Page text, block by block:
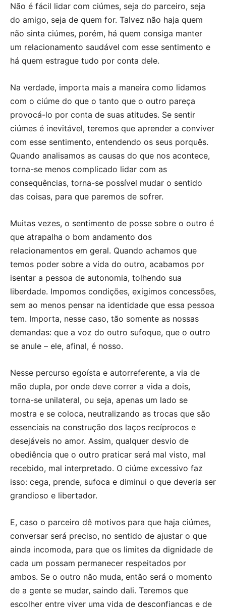
Não é fácil lidar com ciúmes, seja do parceiro, seja
do amigo, seja de quem for. Talvez não haja quem
não sinta ciúmes, porém, há quem consiga manter
um relacionamento saudável com esse sentimento e
há quem estrague tudo por conta dele.
Na verdade, importa mais a maneira como lidamos
com o ciúme do que o tanto que o outro pareça
provocá-lo por conta de suas atitudes. Se sentir
ciúmes é inevitável, teremos que aprender a conviver
com esse sentimento, entendendo os seus porquês.
Quando analisamos as causas do que nos acontece,
torna-se menos complicado lidar com as
consequências, torna-se possível mudar o sentido
das coisas, para que paremos de sofrer.
Muitas vezes, o sentimento de posse sobre o outro é
que atrapalha o bom andamento dos
relacionamentos em geral. Quando achamos que
temos poder sobre a vida do outro, acabamos por
isentar a pessoa de autonomia, tolhendo sua
liberdade. Impomos condições, exigimos concessões,
sem ao menos pensar na identidade que essa pessoa
tem. Importa, nesse caso, tão somente as nossas
demandas: que a voz do outro sufoque, que o outro
se anule – ele, afinal, é nosso.
Nesse percurso egoísta e autorreferente, a via de
mão dupla, por onde deve correr a vida a dois,
torna-se unilateral, ou seja, apenas um lado se
mostra e se coloca, neutralizando as trocas que são
essenciais na construção dos laços recíprocos e
desejáveis no amor. Assim, qualquer desvio de
obediência que o outro praticar será mal visto, mal
recebido, mal interpretado. O ciúme excessivo faz
isso: cega, prende, sufoca e diminui o que deveria ser
grandioso e libertador.
E, caso o parceiro dê motivos para que haja ciúmes,
conversar será preciso, no sentido de ajustar o que
ainda incomoda, para que os limites da dignidade de
cada um possam permanecer respeitados por
ambos. Se o outro não muda, então será o momento
de a gente se mudar, saindo dali. Teremos que
escolher entre viver uma vida de desconfianças e de